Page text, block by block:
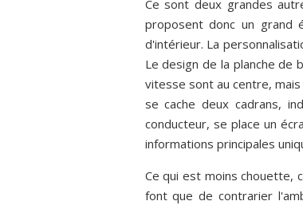
Ce sont deux grandes
proposent donc un grand
d'intérieur. La
Le design de la planche
vitesse sont au centre,
se cache deux cadrans,
conducteur, se place un
informations principales
Ce qui est moins chouette,
font que de contrarier